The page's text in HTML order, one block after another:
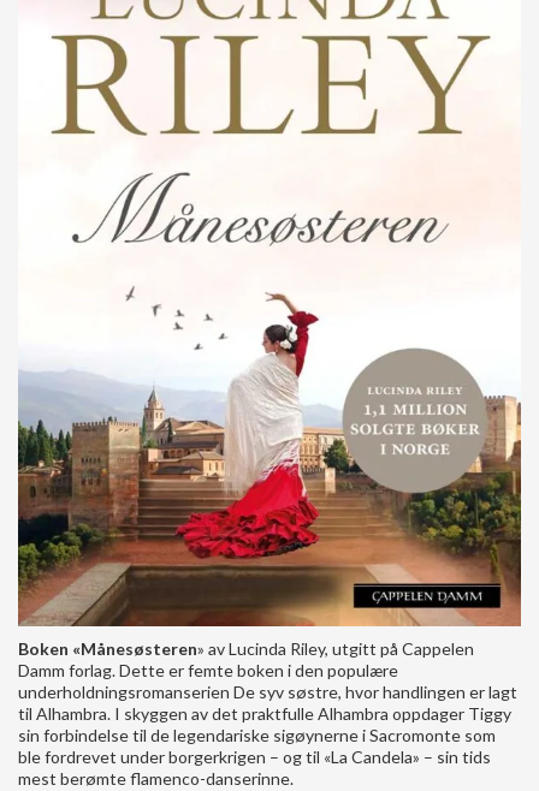
Boken «Månesøsteren» av Lucinda Riley, utgitt på Cappelen
Damm forlag. Dette er femte boken i den populære
underholdningsromanserien De syv søstre, hvor handlingen er lagt
til Alhambra. I skyggen av det praktfulle Alhambra oppdager Tiggy
sin forbindelse til de legendariske sigøynerne i Sacromonte som
ble fordrevet under borgerkrigen – og til «La Candela» – sin tids
mest berømte flamenco-danserinne.